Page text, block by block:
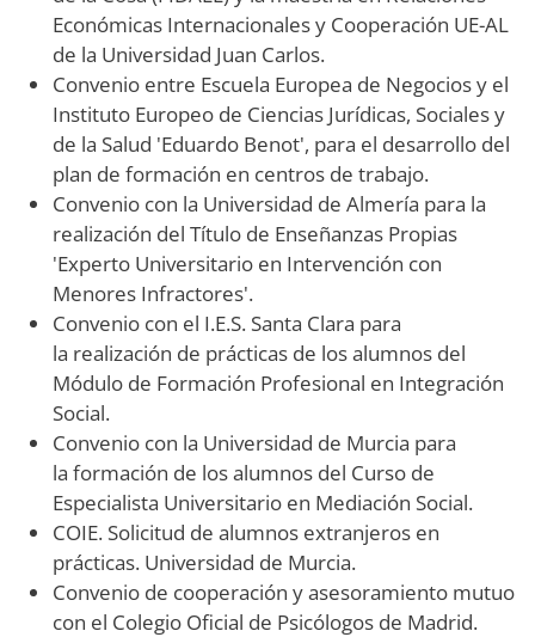
Económicas Internacionales y Cooperación UE-AL
de la Universidad Juan Carlos.
Convenio entre Escuela Europea de Negocios y el
Instituto Europeo de Ciencias Jurídicas, Sociales y
de la Salud 'Eduardo Benot', para el desarrollo del
plan de formación en centros de trabajo.
Convenio con la Universidad de Almería para la
realización del Título de Enseñanzas Propias
'Experto Universitario en Intervención con
Menores Infractores'.
Convenio con el I.E.S. Santa Clara para
la realización de prácticas de los alumnos del
Módulo de Formación Profesional en Integración
Social.
Convenio con la Universidad de Murcia para
la formación de los alumnos del Curso de
Especialista Universitario en Mediación Social.
COIE. Solicitud de alumnos extranjeros en
prácticas. Universidad de Murcia.
Convenio de cooperación y asesoramiento mutuo
con el Colegio Oficial de Psicólogos de Madrid.